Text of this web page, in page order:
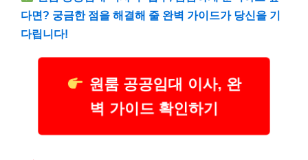
다면? 궁금한 점을 해결해 줄 완벽 가이드가 당신을 기
다립니다!
원룸 공공임대 이사, 완
벽 가이드 확인하기